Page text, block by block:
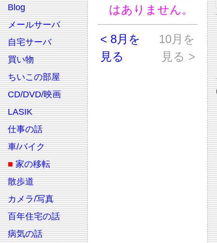
Blog
メールサーバ
自宅サーバ
買い物
ちいこの部屋
CD/DVD/映画
LASIK
仕事の話
車/バイク
■ 家の移転
散歩道
カメラ/写真
百年住宅の話
病気の話
はありません。
< 8月を
見る
10月を
見る >